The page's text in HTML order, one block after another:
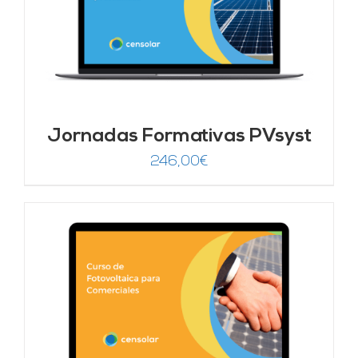
Jornadas Formativas PVsyst
246,00€